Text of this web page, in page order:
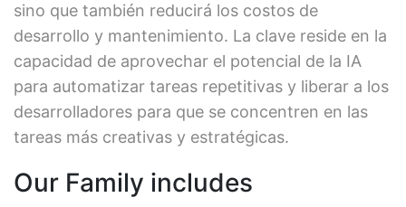
sino que también reducirá los costos de
desarrollo y mantenimiento. La clave reside en la
capacidad de aprovechar el potencial de la IA
para automatizar tareas repetitivas y liberar a los
desarrolladores para que se concentren en las
tareas más creativas y estratégicas.
Our Family includes